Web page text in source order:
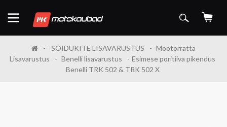
SÕIDUKITE LISAVARUSTUS
Mootorratta
Lisavarustus
Benelli lisavarustus
Esimese poritiiva pikendus
Benelli TRK 502 & TRK 502 X